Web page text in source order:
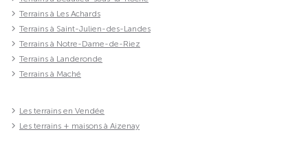
Terrains à Les Achards
Terrains à Saint-Julien-des-Landes
Terrains à Notre-Dame-de-Riez
Terrains à Landeronde
Terrains à Maché
Les terrains en Vendée
Les terrains + maisons à Aizenay